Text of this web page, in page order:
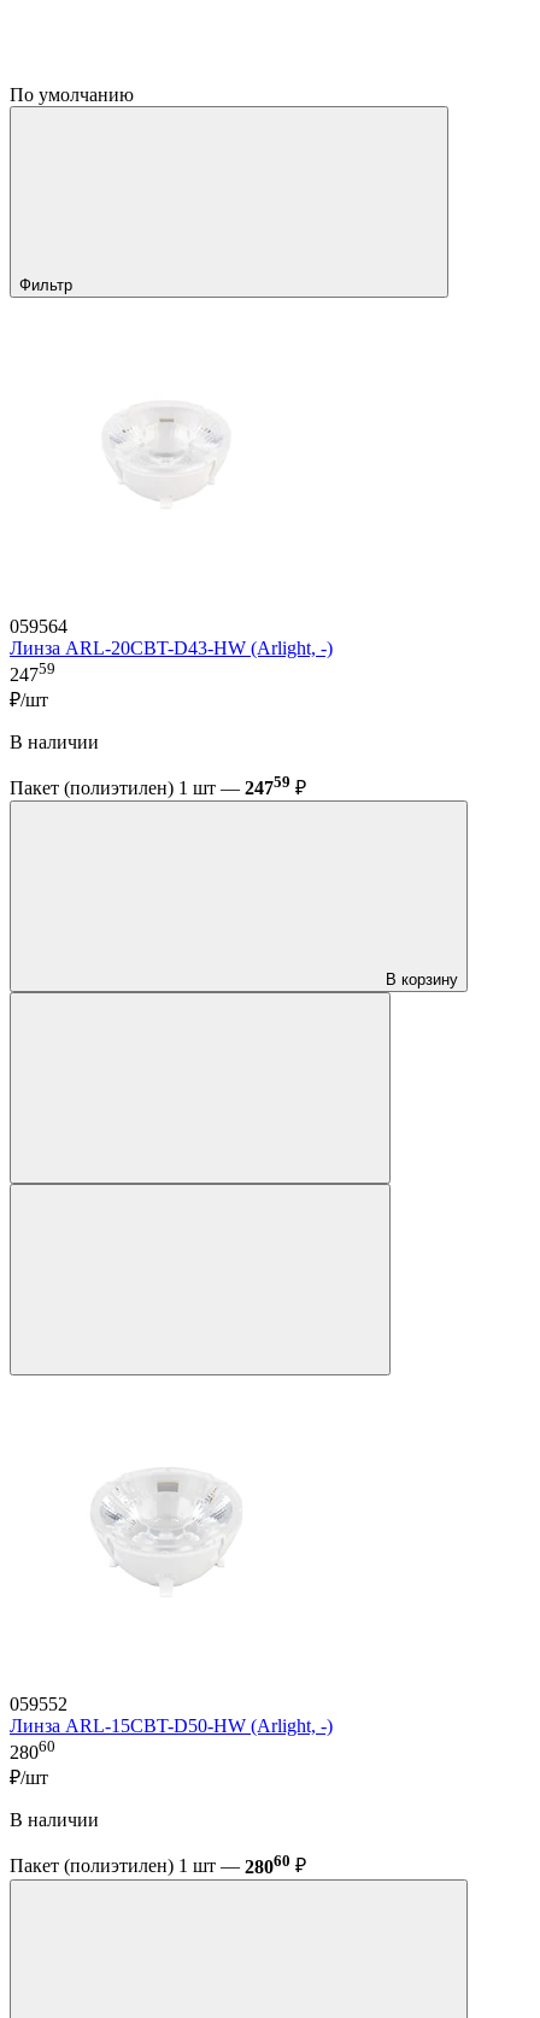
По умолчанию
Фильтр
059564
Линза ARL-20CBT-D43-HW (Arlight, -)
24759
₽/шт
В наличии
Пакет (полиэтилен) 1 шт — 24759 ₽
В корзину
059552
Линза ARL-15CBT-D50-HW (Arlight, -)
28060
₽/шт
В наличии
Пакет (полиэтилен) 1 шт — 28060 ₽